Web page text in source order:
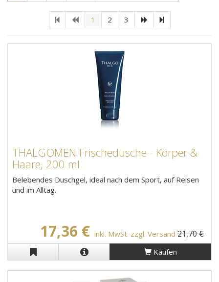
1 2 3
THALGOMEN Frischedusche - Körper &
Haare, 200 ml
Belebendes Duschgel, ideal nach dem Sport, auf Reisen
und im Alltag.
17,36 € inkl. MwSt. zzgl. Versand 21,70 €
Kaufen